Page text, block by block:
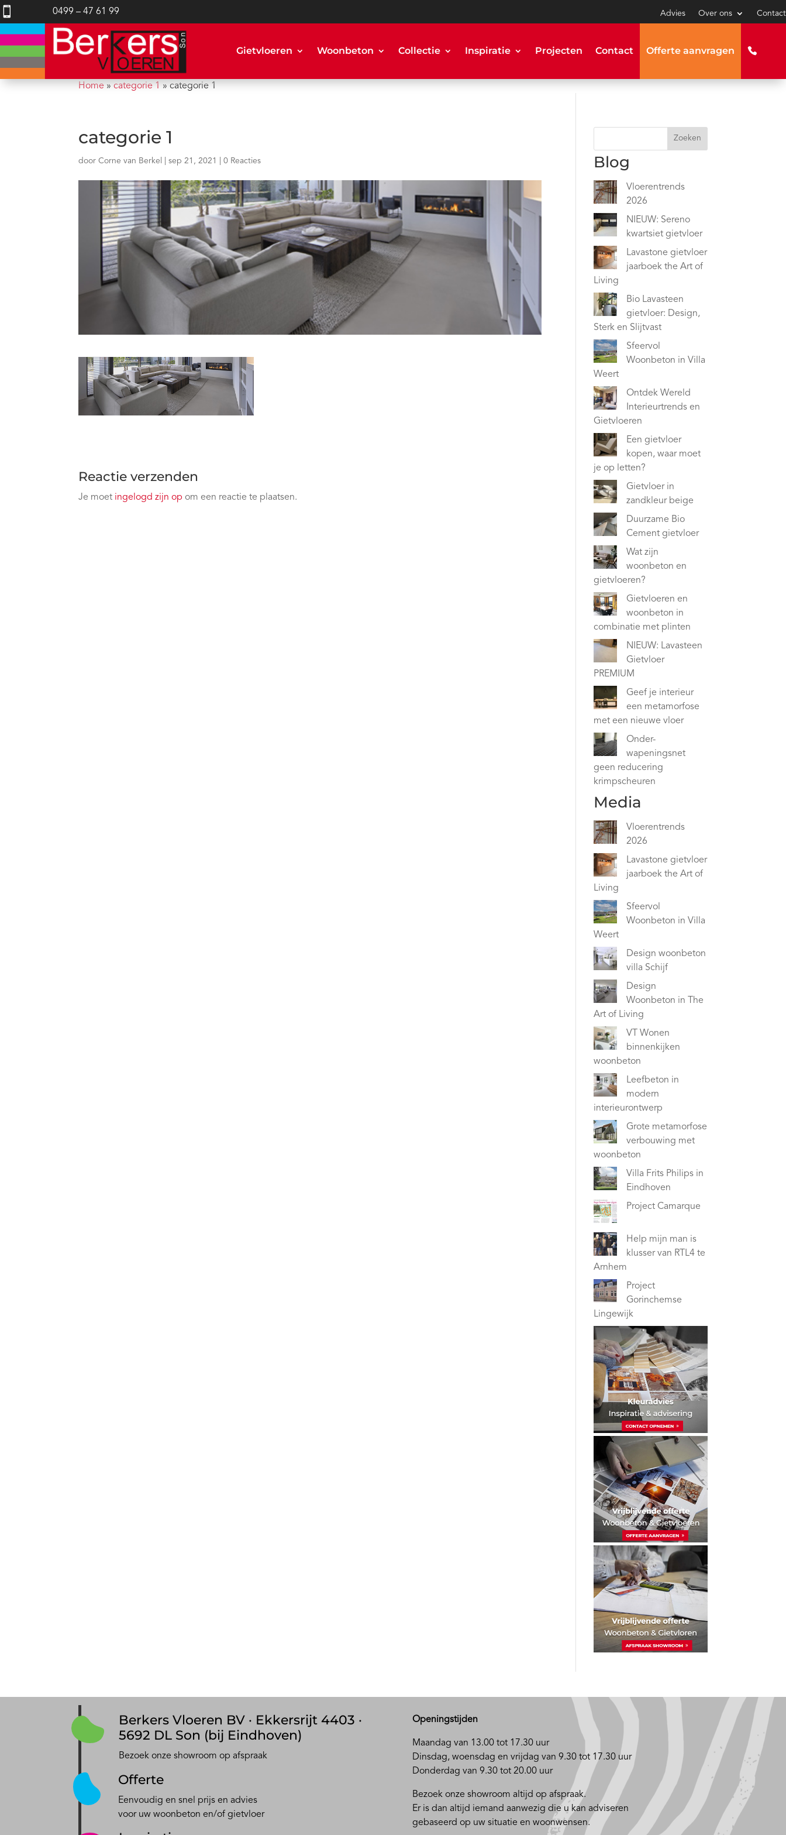
 0499 – 47 61 99 Advies Over ons Contact
Gietvloeren Woonbeton Collectie Inspiratie Projecten Contact Offerte aanvragen
Home »categorie 1 »categorie 1
categorie 1
doorCorne van Berkel |sep 21, 2021 |0 Reacties
Reactie verzenden
Je moet ingelogd zijn op om een reactie te plaatsen.
Zoeken
Blog
Vloerentrends
2026
NIEUW: Sereno
kwartsiet gietvloer
Lavastone gietvloer
jaarboek the Art of
Living
Bio Lavasteen
gietvloer: Design,
Sterk en Slijtvast
Sfeervol
Woonbeton in Villa
Weert
Ontdek Wereld
Interieurtrends en
Gietvloeren
Een gietvloer
kopen, waar moet
je op letten?
Gietvloer in
zandkleur beige
Duurzame Bio
Cement gietvloer
Wat zijn
woonbeton en
gietvloeren?
Gietvloeren en
woonbeton in
combinatie met plinten
NIEUW: Lavasteen
Gietvloer
PREMIUM
Geef je interieur
een metamorfose
met een nieuwe vloer
Onder-
wapeningsnet
geen reducering
krimpscheuren
Media
Vloerentrends
2026
Lavastone gietvloer
jaarboek the Art of
Living
Sfeervol
Woonbeton in Villa
Weert
Design woonbeton
villa Schijf
Design
Woonbeton in The
Art of Living
VT Wonen
binnenkijken
woonbeton
Leefbeton in
modern
interieurontwerp
Grote metamorfose
verbouwing met
woonbeton
Villa Frits Philips in
Eindhoven
Project Camarque
Help mijn man is
klusser van RTL4 te
Arnhem
Project
Gorinchemse
Lingewijk
Berkers Vloeren BV · Ekkersrijt 4403 ·
5692 DL Son (bij Eindhoven)
Bezoek onze showroom op afspraak
Offerte
Eenvoudig en snel prijs en advies
voor uw woonbeton en/of gietvloer
Openingstijden
Maandag van 13.00 tot 17.30 uur
Dinsdag, woensdag en vrijdag van 9.30 tot 17.30 uur
Donderdag van 9.30 tot 20.00 uur
Bezoek onze showroom altijd op afspraak.
Er is dan altijd iemand aanwezig die u kan adviseren
gebaseerd op uw situatie en woonwensen.